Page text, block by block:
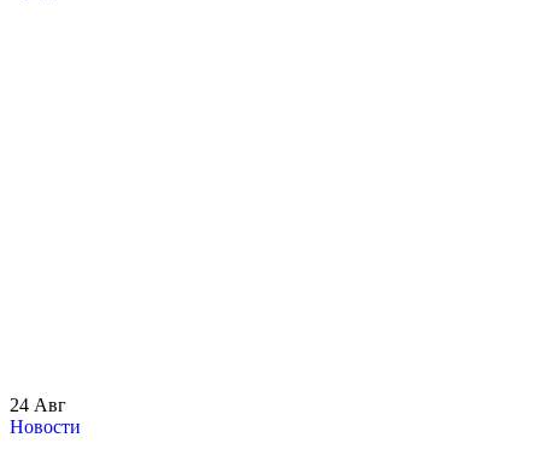
24 Авг
Новости